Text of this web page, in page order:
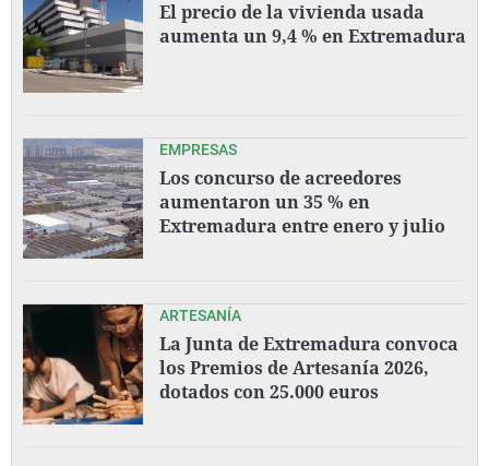
El precio de la vivienda usada
aumenta un 9,4 % en Extremadura
EMPRESAS
Los concurso de acreedores
aumentaron un 35 % en
Extremadura entre enero y julio
ARTESANÍA
La Junta de Extremadura convoca
los Premios de Artesanía 2026,
dotados con 25.000 euros